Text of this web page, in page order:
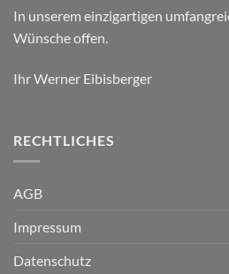
In unserem einzigartigen
Wünsche offen.
Ihr Werner Eibisberger
RECHTLICHES
AGB
Impressum
Datenschutz